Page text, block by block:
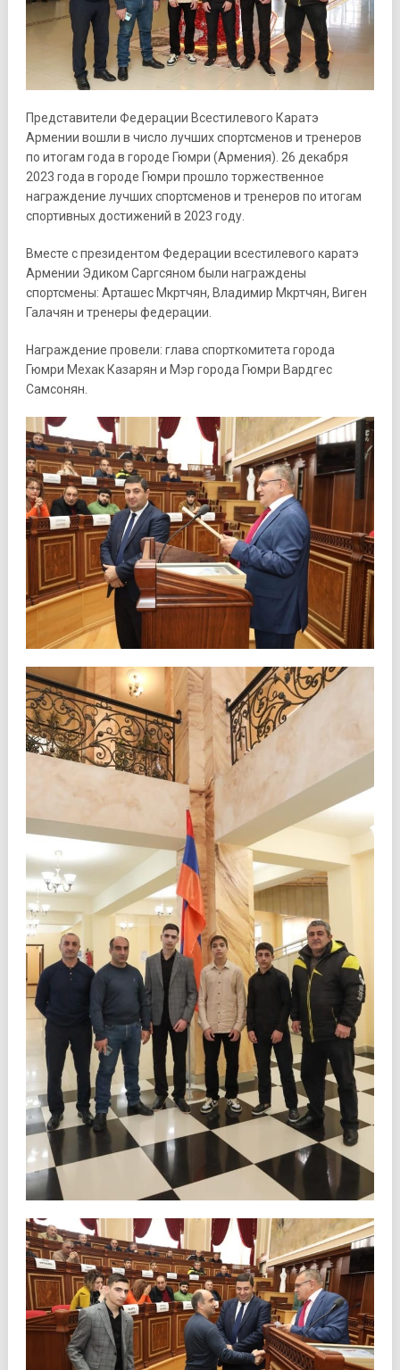
Представители Федерации Всестилевого Каратэ
Армении вошли в число лучших спортсменов и тренеров
по итогам года в городе Гюмри (Армения). 26 декабря
2023 года в городе Гюмри прошло торжественное
награждение лучших спортсменов и тренеров по итогам
спортивных достижений в 2023 году.
Вместе с президентом Федерации всестилевого каратэ
Армении Эдиком Саргсяном были награждены
спортсмены: Арташес Мкртчян, Владимир Мкртчян, Виген
Галачян и тренеры федерации.
Награждение провели: глава спорткомитета города
Гюмри Мехак Казарян и Мэр города Гюмри Вардгес
Самсонян.